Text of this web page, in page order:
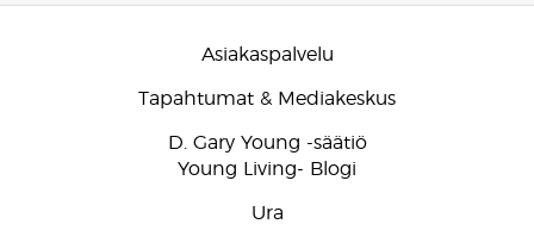
Asiakaspalvelu
Tapahtumat & Mediakeskus
D. Gary Young -säätiö
Young Living- Blogi
Ura